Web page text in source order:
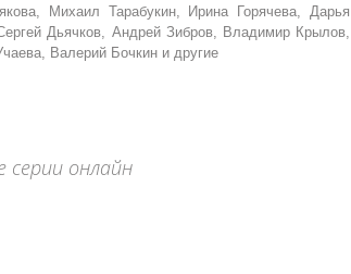
Михаил Тарабукин, Ирина Горячева, Дарья
Дьячков, Андрей Зибров, Владимир Крылов,
Валерий Бочкин и другие
серии онлайн